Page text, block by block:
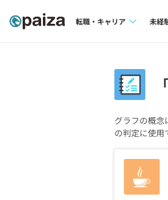
転職・キャリア
インタビュー
転職エージェント
未経
グラフの概念
の判定に使用